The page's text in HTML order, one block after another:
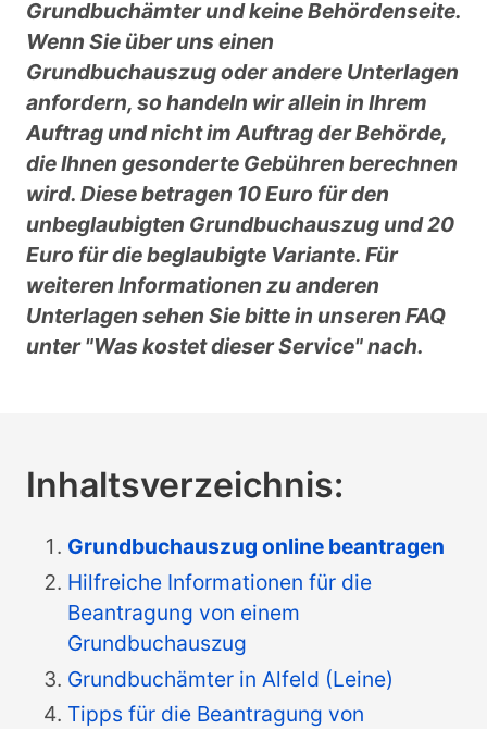
Grundbuchämter und keine Behördenseite.
Wenn Sie über uns einen
Grundbuchauszug oder andere Unterlagen
anfordern, so handeln wir allein in Ihrem
Auftrag und nicht im Auftrag der Behörde,
die Ihnen gesonderte Gebühren berechnen
wird. Diese betragen 10 Euro für den
unbeglaubigten Grundbuchauszug und 20
Euro für die beglaubigte Variante. Für
weiteren Informationen zu anderen
Unterlagen sehen Sie bitte in unseren FAQ
unter "Was kostet dieser Service" nach.
Inhaltsverzeichnis:
Grundbuchauszug online beantragen
Hilfreiche Informationen für die
Beantragung von einem
Grundbuchauszug
Grundbuchämter in Alfeld (Leine)
Tipps für die Beantragung von